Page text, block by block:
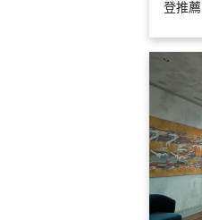
登推